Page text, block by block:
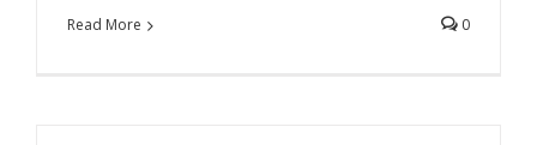
Read More 0